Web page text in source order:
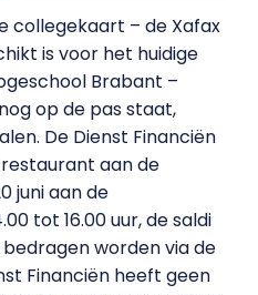
collegekaart – de Xafax
is voor het huidige
Brabant –
op de pas staat,
De Dienst Financiën
restaurant aan de
juni aan de
tot 16.00 uur, de saldi
worden via de
Financiën heeft geen